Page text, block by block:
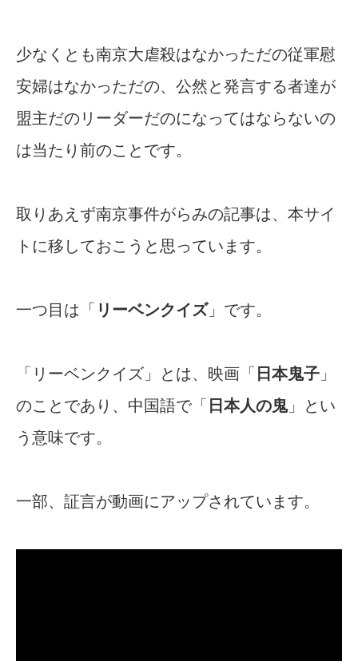
少なくとも南京大虐殺はなかっただの従軍慰
安婦はなかっただの、公然と発言する者達が
盟主だのリーダーだのになってはならないの
は当たり前のことです。
取りあえず南京事件がらみの記事は、本サイ
トに移しておこうと思っています。
一つ目は「 リーベンクイズ」です。
「リーベンクイズ」とは、映画「 日本鬼子 」
のことであり、中国語で「 日本人の鬼」とい
う意味です。
一部、証言が動画にアップされています。